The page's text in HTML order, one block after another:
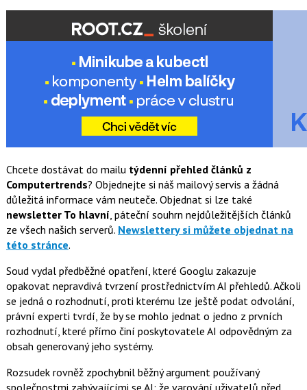
Chcete dostávat do mailu týdenní přehled článků z
Computertrends? Objednejte si náš mailový servis a žádná
důležitá informace vám neuteče. Objednat si lze také
newsletter To hlavní, páteční souhrn nejdůležitějších článků
ze všech našich serverů. Newslettery si můžete objednat na
této stránce.
Soud vydal předběžné opatření, které Googlu zakazuje
opakovat nepravdivá tvrzení prostřednictvím AI přehledů. Ačkoli
se jedná o rozhodnutí, proti kterému lze ještě podat odvolání,
právní experti tvrdí, že by se mohlo jednat o jedno z prvních
rozhodnutí, které přímo činí poskytovatele AI odpovědným za
obsah generovaný jeho systémy.
Rozsudek rovněž zpochybnil běžný argument používaný